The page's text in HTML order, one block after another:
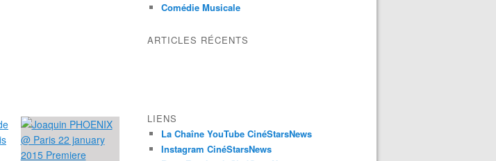
Comédie Musicale
ARTICLES RÉCENTS
LIENS
La Chaîne YouTube CinéStarsNews
Instagram CinéStarsNews